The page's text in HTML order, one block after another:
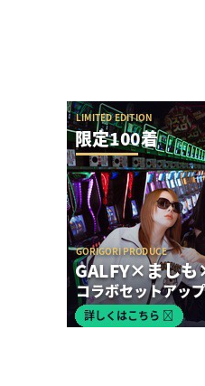
【神ファンサ】瀬戸
仙台駅東店・仙台苦